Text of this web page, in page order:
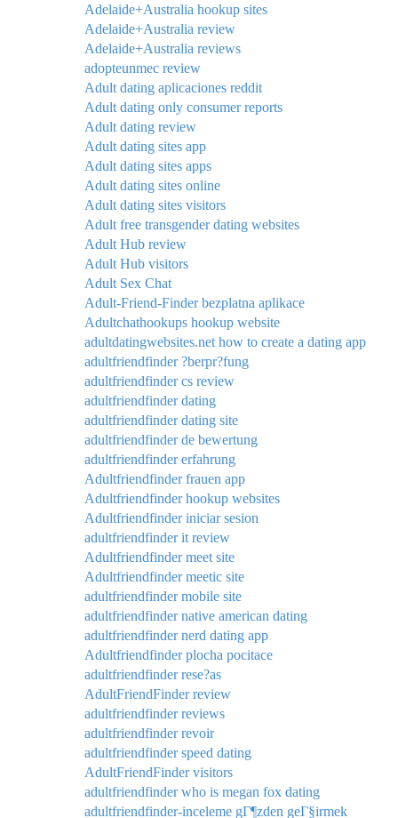
Adelaide+Australia hookup sites
Adelaide+Australia review
Adelaide+Australia reviews
adopteunmec review
Adult dating aplicaciones reddit
Adult dating only consumer reports
Adult dating review
Adult dating sites app
Adult dating sites apps
Adult dating sites online
Adult dating sites visitors
Adult free transgender dating websites
Adult Hub review
Adult Hub visitors
Adult Sex Chat
Adult-Friend-Finder bezplatna aplikace
Adultchathookups hookup website
adultdatingwebsites.net how to create a dating app
adultfriendfinder ?berpr?fung
adultfriendfinder cs review
adultfriendfinder dating
adultfriendfinder dating site
adultfriendfinder de bewertung
adultfriendfinder erfahrung
Adultfriendfinder frauen app
Adultfriendfinder hookup websites
Adultfriendfinder iniciar sesion
adultfriendfinder it review
Adultfriendfinder meet site
Adultfriendfinder meetic site
adultfriendfinder mobile site
adultfriendfinder native american dating
adultfriendfinder nerd dating app
Adultfriendfinder plocha pocitace
adultfriendfinder rese?as
AdultFriendFinder review
adultfriendfinder reviews
adultfriendfinder revoir
adultfriendfinder speed dating
AdultFriendFinder visitors
adultfriendfinder who is megan fox dating
adultfriendfinder-inceleme gГ¶zden geГ§irmek